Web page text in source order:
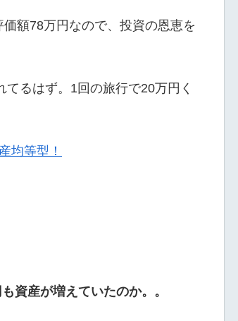
額78万円なので、投資の恩恵を
るはず。1回の旅行で20万円く
均等型！
資産が増えていたのか。。